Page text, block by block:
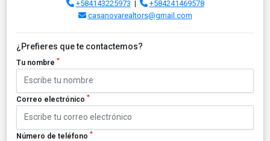
+584143225973 |
+584241469578
casanovarealtors@gmail.com
¿Prefieres que te contactemos?
Tu nombre *
Correo electrónico *
Número de teléfono *